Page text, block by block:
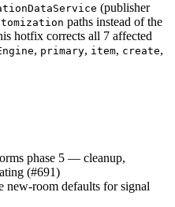
(publisher
paths instead of the
hotfix corrects all 7 affected
, primary, item, create,
phase 5 — cleanup,
(#691)
new-room defaults for signal